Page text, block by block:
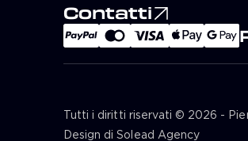
Contatti
Tutti i diritti riservati © 2026 -
Design di Solead Agency